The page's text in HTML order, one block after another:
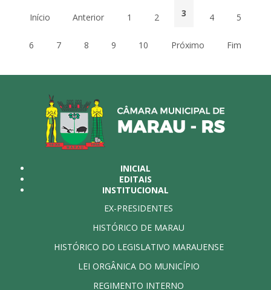
Início Anterior 1 2 3 4 5
6 7 8 9 10 Próximo Fim
INICIAL
EDITAIS
INSTITUCIONAL
EX-PRESIDENTES
HISTÓRICO DE MARAU
HISTÓRICO DO LEGISLATIVO MARAUENSE
LEI ORGÂNICA DO MUNICÍPIO
REGIMENTO INTERNO